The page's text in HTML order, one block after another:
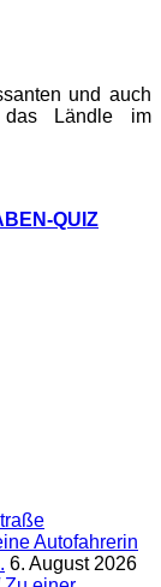
und auch
das Ländle im
QUIZ
Autofahrerin
6. August 2026